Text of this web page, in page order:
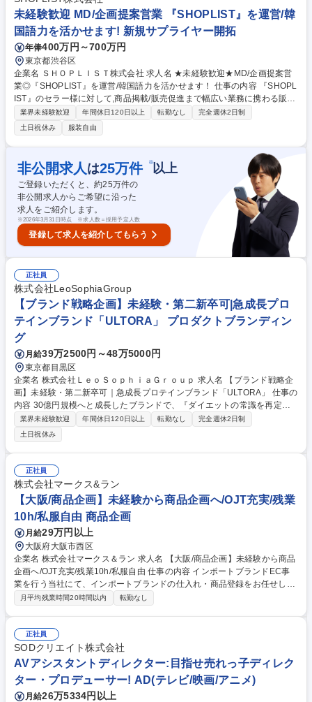
未経験歓迎 MD/企画提案営業 『SHOPLIST』を運営/韓
国語力を活かせます! 新規サプライヤー開拓
年俸400万円～700万円
東京都渋谷区
企業名 ＳＨＯＰＬＩＳＴ株式会社 求人名 ★未経験歓迎★MD/企画提案営
業◎『SHOPLIST』を運営/韓国語力を活かせます！ 仕事の内容 『SHOPL
IST』のセラー様に対して,商品掲載/販売促進まで幅広い業務に携わる販促
企画営業として活躍いただく方を募集します！ 【詳細】■多岐にわたるコ
スメアイテムを販売するセラーへの広告提案を 行い,『SHOPLIST』の品
揃え拡充と担当カテゴリーの売上/広告収入の拡大を推進いただきます。■
『SHOPLIST』へ新規出店いただくクライアントの新規開拓営業をしてい
ただくこともあります。 【特徴】■流行/トレンドにアンテナを張りなが
ら,セラー様と販売戦略を練る,いわば「ヒット商品の仕掛け人」ともいえ
るポジションです。■セラー様に対してプロモーション活動を含む販売促
進活動までをワンストップで担当します。 募集職種 ★未経験歓迎★MD/
企画提案営業◎『SHOPLIST』を運営/韓国語力を活かせます！
業界未経験歓迎 年間休日120日以上 転勤なし
完全週休2日制
土日祝休み
服装自由
非公開求人 は25万件 ※以上
ご登録いただくと、約25万件の
非公開求人からご希望に沿った
求人をご紹介します。
※2026年3月31日時点 ※求人数＝採用予定人数
登録して求人を紹介してもらう
正社員
株式会社LeoSophiaGroup
【ブランド戦略企画】未経験・第二新卒可|急成長プロ
テインブランド「ULTORA」 プロダクトブランディン
グ
月給39万2500円～48万5000円
東京都目黒区
企業名 株式会社ＬｅｏＳｏｐｈｉａＧｒｏｕｐ 求人名 【ブランド戦略企
画】未経験・第二新卒可｜急成長プロテインブランド「ULTORA」 仕事の
内容 30億円規模へと成長したブランドで、『ダイエットの常識を再定義
する』というULTORAの思想そのものを、世の中にどう浸透させていくか
という、ブランド戦略の核心部分をお任せいたします。 【具体的な業務内
容】 ■ブランドアイデンティティ（Vision/Mission/Value）の言語化・構
造化 ■ランドの中長期ロードマップの構築、機能的価値・戦略の明確化 ■
定着させるためのストーリー設計や言語の統一と一貫したブランド発信 ■
各種メディアと連動させた企業コラボやイベントの戦略立案・実行 ■各SN
S（LINE/X/Instagram）の運営戦略・戦術の策定および実行 募集職種 【ブ
ランド戦略企画】未経験・第二新卒可｜急成長プロテインブランド「ULT
ORA」
業界未経験歓迎 年間休日120日以上 転勤なし
完全週休2日制
土日祝休み
正社員
株式会社マークス&ラン
【大阪/商品企画】未経験から商品企画へ/OJT充実/残業
10h/私服自由 商品企画
月給29万円以上
大阪府大阪市西区
企業名 株式会社マークス＆ラン 求人名 【大阪/商品企画】未経験から商品
企画へ/OJT充実/残業10h/私服自由 仕事の内容 インポートブランドEC事
業を行う当社にて、インポートブランドの仕入れ・商品登録をお任せしま
す。未経験の方も充実のOJTで安心！まずは登録業務等からスタートし、
の展示会や資料から最新のトレンド商品を厳選し発注 ■OJT研修：未経験
からでも安心。基礎から実務を丁寧にレクチャー ■将来のキャリア：業務
習得後は、自社ブランドの商品企画にも挑戦可 ※まずは正確な登録と仕入
れを通じ、ブランドの魅力を伝える役割です。 募集職種 【大阪/商品企
画】未経験から商品企画へ/OJT充実/残業10h/私服自由
月平均残業時間20時間以内 転勤なし
正社員
SODクリエイト株式会社
AVアシスタントディレクター:目指せ売れっ子ディレク
ター・プロデューサー! AD(テレビ/映画/アニメ)
月給26万5334円以上